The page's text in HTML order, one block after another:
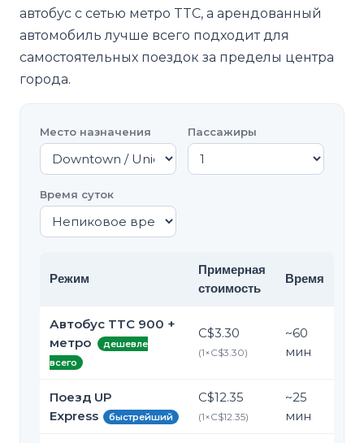
автобус с сетью метро TTC, а арендованный
автомобиль лучше всего подходит для
самостоятельных поездок за пределы центра
города.
Место назначения Пассажиры
Время суток
Режим
Примерная
стоимость
Время
Автобус TTC 900 +
метро
дешевле
всего
C$3.30
(1×C$3.30)
~60
мин
Поезд UP
Express
быстрейший
C$12.35
(1×C$12.35)
~25
мин